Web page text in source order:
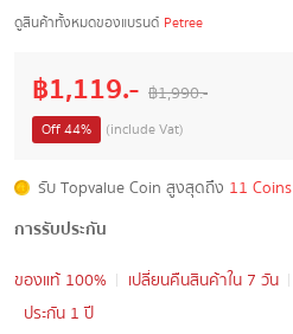
ดูสินค้าทั้งหมดของแบรนด์ Petree
฿1,119.- ฿1,990.-
Off44% (include Vat)
รับ Topvalue Coin สูงสุดถึง 11 Coins
การรับประกัน
ของแท้ 100%
เปลี่ยนคืนสินค้าใน 7 วัน
ประกัน 1 ปี